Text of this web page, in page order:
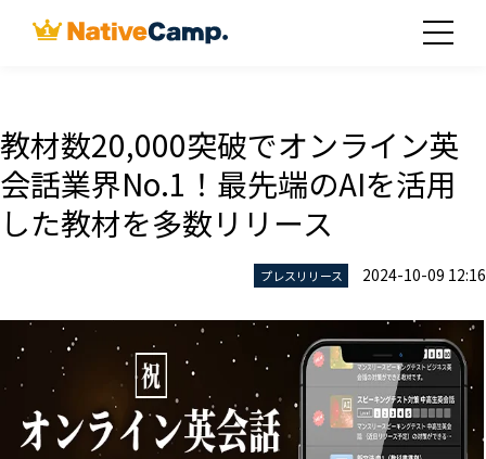
教材数20,000突破でオンライン英
会話業界No.1！最先端のAIを活用
した教材を多数リリース
プレスリリース 2024-10-09 12:16